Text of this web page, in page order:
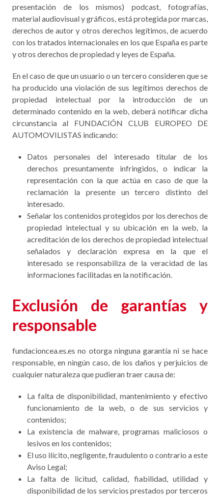
presentación de los mismos) podcast, fotografías,
material audiovisual y gráficos, está protegida por marcas,
derechos de autor y otros derechos legítimos, de acuerdo
con los tratados internacionales en los que España es parte
y otros derechos de propiedad y leyes de España.
En el caso de que un usuario o un tercero consideren que se
ha producido una violación de sus legítimos derechos de
propiedad intelectual por la introducción de un
determinado contenido en la web, deberá notificar dicha
circunstancia al FUNDACIÓN CLUB EUROPEO DE
AUTOMOVILISTAS indicando:
Datos personales del interesado titular de los
derechos presuntamente infringidos, o indicar la
representación con la que actúa en caso de que la
reclamación la presente un tercero distinto del
interesado.
Señalar los contenidos protegidos por los derechos de
propiedad intelectual y su ubicación en la web, la
acreditación de los derechos de propiedad intelectual
señalados y declaración expresa en la que el
interesado se responsabiliza de la veracidad de las
informaciones facilitadas en la notificación.
Exclusión de garantías y
responsable
fundacioncea.es.es no otorga ninguna garantía ni se hace
responsable, en ningún caso, de los daños y perjuicios de
cualquier naturaleza que pudieran traer causa de:
La falta de disponibilidad, mantenimiento y efectivo
funcionamiento de la web, o de sus servicios y
contenidos;
La existencia de malware, programas maliciosos o
lesivos en los contenidos;
El uso ilícito, negligente, fraudulento o contrario a este
Aviso Legal;
La falta de licitud, calidad, fiabilidad, utilidad y
disponibilidad de los servicios prestados por terceros